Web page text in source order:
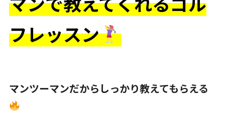
フレッスン
マンツーマンだからしっかり教えてもらえる